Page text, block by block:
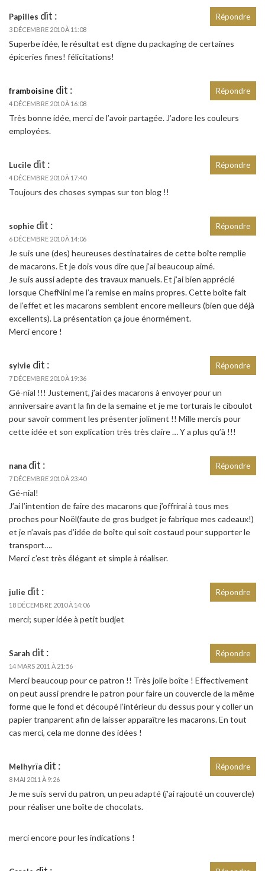
Papilles dit :
3 DÉCEMBRE 2010 À 11:08
Superbe idée, le résultat est digne du packaging de certaines
épiceries fines! félicitations!
Répondre
framboisine dit :
4 DÉCEMBRE 2010 À 16:08
Très bonne idée, merci de l’avoir partagée. J’adore les couleurs
employées.
Répondre
Lucile dit :
4 DÉCEMBRE 2010 À 17:40
Toujours des choses sympas sur ton blog !!
Répondre
sophie dit :
6 DÉCEMBRE 2010 À 14:06
Je suis une (des) heureuses destinataires de cette boîte remplie
de macarons. Et je dois vous dire que j’ai beaucoup aimé.
Je suis aussi adepte des travaux manuels. Et j’ai bien apprécié
lorsque ChefNini me l’a remise en mains propres. Cette boîte fait
de l’effet et les macarons semblent encore meilleurs (bien que déjà
excellents). La présentation ça joue énormément.
Merci encore !
Répondre
sylvie dit :
7 DÉCEMBRE 2010 À 19:36
Gé-nial !!! Justement, j’ai des macarons à envoyer pour un
anniversaire avant la fin de la semaine et je me torturais le ciboulot
pour savoir comment les présenter joliment !! Mille mercis pour
cette idée et son explication très très claire … Y a plus qu’à !!!
Répondre
nana dit :
7 DÉCEMBRE 2010 À 23:40
Gé-nial!
J’ai l’intention de faire des macarons que j’offrirai à tous mes
proches pour Noël(faute de gros budget je fabrique mes cadeaux!)
et je n’avais pas d’idée de boîte qui soit costaud pour supporter le
transport….
Merci c’est très élégant et simple à réaliser.
Répondre
julie dit :
18 DÉCEMBRE 2010 À 14:06
merci; super idée à petit budjet
Répondre
Sarah dit :
14 MARS 2011 À 21:56
Merci beaucoup pour ce patron !! Très jolie boîte ! Effectivement
on peut aussi prendre le patron pour faire un couvercle de la même
forme que le fond et découpé l’intérieur du dessus pour y coller un
papier tranparent afin de laisser apparaître les macarons. En tout
cas merci, cela me donne des idées !
Répondre
Melhyrïa dit :
8 MAI 2011 À 9:26
Je me suis servi du patron, un peu adapté (j’ai rajouté un couvercle)
pour réaliser une boîte de chocolats.
merci encore pour les indications !
Répondre